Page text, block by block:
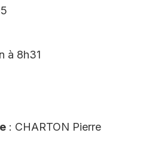
à 8h31
: CHARTON Pierre